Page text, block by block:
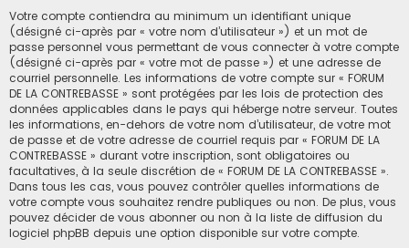
Votre compte contiendra au minimum un identifiant unique
(désigné ci-après par « votre nom d’utilisateur ») et un mot de
passe personnel vous permettant de vous connecter à votre compte
(désigné ci-après par « votre mot de passe ») et une adresse de
courriel personnelle. Les informations de votre compte sur « FORUM
DE LA CONTREBASSE » sont protégées par les lois de protection des
données applicables dans le pays qui héberge notre serveur. Toutes
les informations, en-dehors de votre nom d’utilisateur, de votre mot
de passe et de votre adresse de courriel requis par « FORUM DE LA
CONTREBASSE » durant votre inscription, sont obligatoires ou
facultatives, à la seule discrétion de « FORUM DE LA CONTREBASSE ».
Dans tous les cas, vous pouvez contrôler quelles informations de
votre compte vous souhaitez rendre publiques ou non. De plus, vous
pouvez décider de vous abonner ou non à la liste de diffusion du
logiciel phpBB depuis une option disponible sur votre compte.